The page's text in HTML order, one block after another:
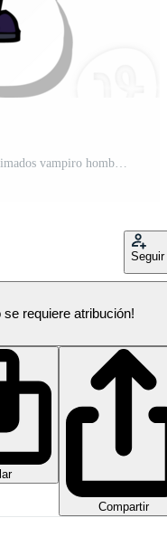
Seguir
se requiere atribución!
Compartir